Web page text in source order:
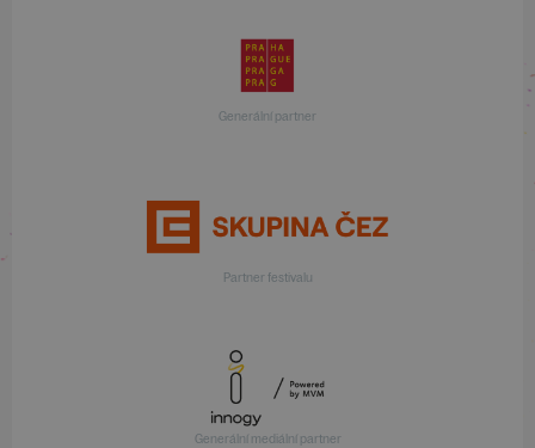
Generální partner
Partner festivalu
Generální mediální partner